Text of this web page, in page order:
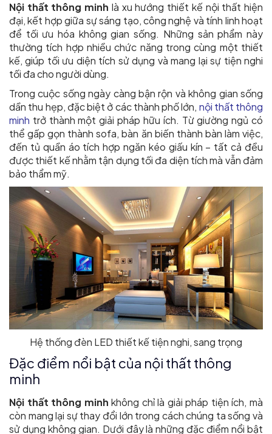
Nội thất thông minh là xu hướng thiết kế nội thất hiện
đại, kết hợp giữa sự sáng tạo, công nghệ và tính linh hoạt
để tối ưu hóa không gian sống. Những sản phẩm này
thường tích hợp nhiều chức năng trong cùng một thiết
kế, giúp tối ưu diện tích sử dụng và mang lại sự tiện nghi
tối đa cho người dùng.
Trong cuộc sống ngày càng bận rộn và không gian sống
dần thu hẹp, đặc biệt ở các thành phố lớn, nội thất thông
minh trở thành một giải pháp hữu ích. Từ giường ngủ có
thể gấp gọn thành sofa, bàn ăn biến thành bàn làm việc,
đến tủ quần áo tích hợp ngăn kéo giấu kín – tất cả đều
được thiết kế nhằm tận dụng tối đa diện tích mà vẫn đảm
bảo thẩm mỹ.
Hệ thống đèn LED thiết kế tiện nghi, sang trọng
Đặc điểm nổi bật của nội thất thông
minh
Nội thất thông minh không chỉ là giải pháp tiện ích, mà
còn mang lại sự thay đổi lớn trong cách chúng ta sống và
sử dụng không gian. Dưới đây là những đặc điểm nổi bật